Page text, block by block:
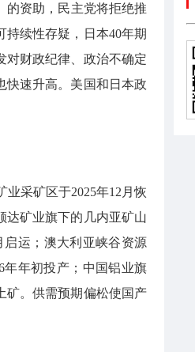
的资助，民主党将拒绝推
续性存疑，日本40年期
对财政纪律、政治不确定
快速升高。美国和日本政
采矿区于2025年12月恢
达矿业旗下的几内亚矿山
启运；澳大利亚峡谷资源
年年初投产；中国铝业旗
矿。供需预期偏松使国产